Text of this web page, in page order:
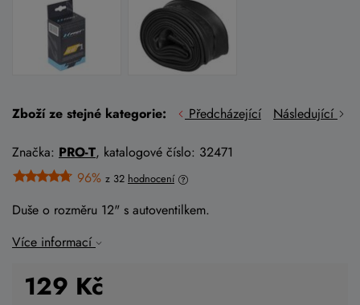
Zboží ze stejné kategorie: Předcházející Následující
Značka: PRO-T, katalogové číslo: 32471
96% z 32 hodnocení
Duše o rozměru 12" s autoventilkem.
Více informací
129 Kč